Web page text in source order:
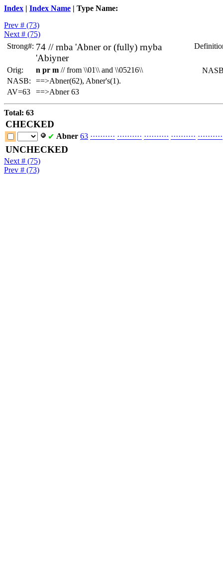
Index | Index Name | Type Name:
Prev # (73)
Next # (75)
Strong#: 74 //rnba 'Abner or (fully) rnyba
'Abiyner
Orig: n pr m // from \\01\\ and \\05216\\
NASB:
==>Abner(62), Abner's(1).
AV=63
==>Abner 63
Total: 63
CHECKED
✔ Abner 63 ·········· ·········· ·········· ·········· ··········
UNCHECKED
Next # (75)
Prev # (73)